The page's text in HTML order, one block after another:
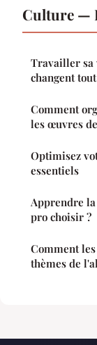
Culture —
Travailler sa
changent tout
Comment
les œuvres
Optimisez
essentiels
Apprendre
pro choisir ?
Comment
thèmes de